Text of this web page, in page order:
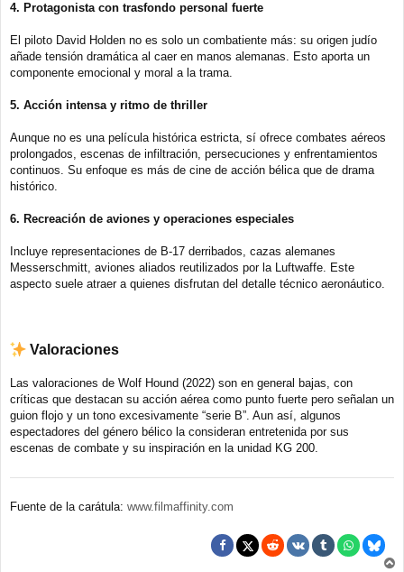
4. Protagonista con trasfondo personal fuerte
El piloto David Holden no es solo un combatiente más: su origen judío
añade tensión dramática al caer en manos alemanas. Esto aporta un
componente emocional y moral a la trama.
5. Acción intensa y ritmo de thriller
Aunque no es una película histórica estricta, sí ofrece combates aéreos
prolongados, escenas de infiltración, persecuciones y enfrentamientos
continuos. Su enfoque es más de cine de acción bélica que de drama
histórico.
6. Recreación de aviones y operaciones especiales
Incluye representaciones de B‑17 derribados, cazas alemanes
Messerschmitt, aviones aliados reutilizados por la Luftwaffe. Este
aspecto suele atraer a quienes disfrutan del detalle técnico aeronáutico.
Valoraciones
Las valoraciones de Wolf Hound (2022) son en general bajas, con
críticas que destacan su acción aérea como punto fuerte pero señalan un
guion flojo y un tono excesivamente “serie B”. Aun así, algunos
espectadores del género bélico la consideran entretenida por sus
escenas de combate y su inspiración en la unidad KG 200.
Fuente de la carátula: www.filmaffinity.com